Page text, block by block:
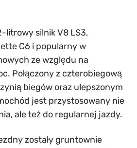
litrowy silnik V8 LS3,
C6 i popularny w
ze względu na
Połączony z czterobiegową
biegów oraz ulepszonym
jest przystosowany nie
ale też do regularnej jazdy.
zostały gruntownie